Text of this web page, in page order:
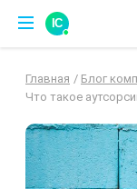
IC
Главная
Блог
Что такое